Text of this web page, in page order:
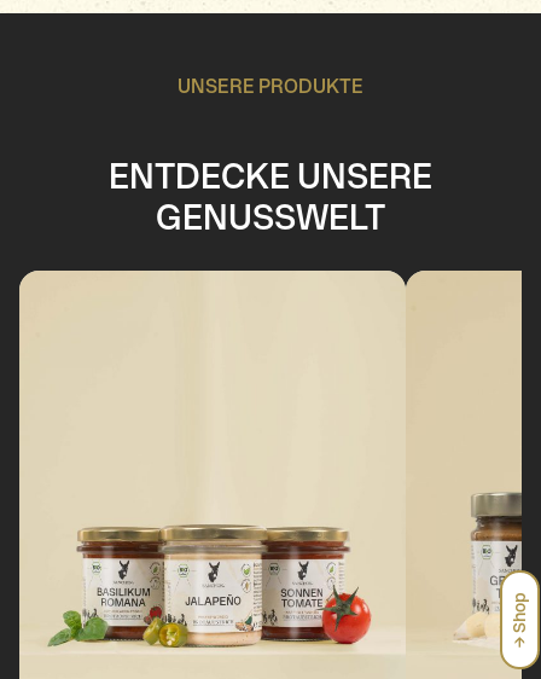
UNSERE PRODUKTE
ENTDECKE UNSERE
GENUSSWELT
→ Shop